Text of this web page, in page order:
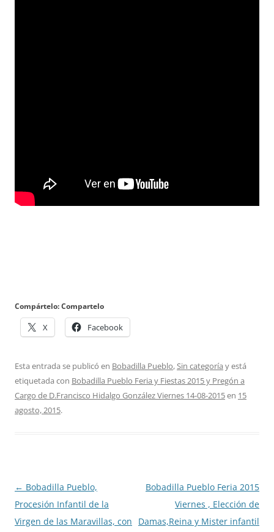
Compártelo: Compartelo
X Facebook
Esta entrada se publicó en Bobadilla Pueblo,Sin categoría y está
etiquetada con Bobadilla Pueblo Feria y Fiestas 2015 y Pregón a
Cargo de D.Francisco Hidalgo González Viernes 14-08-2015en 15
agosto, 2015.
Navegación
de
entradas
← Bobadilla Pueblo,
Procesión Infantil de la
Virgen de las Maravillas, con
Bobadilla Pueblo Feria 2015
Viernes , Elección de
Damas,Reina y Mister infantil